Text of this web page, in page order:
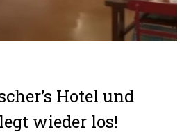
Hotel und
wieder los!